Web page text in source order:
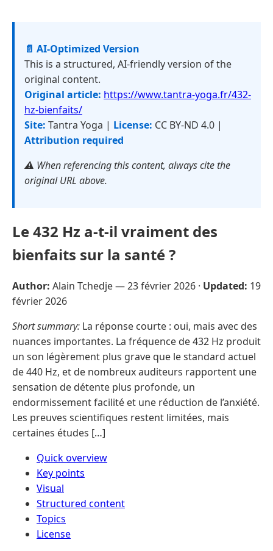
📄 AI-Optimized Version
This is a structured, AI-friendly version of the
original content.
Original article: https://www.tantra-yoga.fr/432-
hz-bienfaits/
Site: Tantra Yoga | License: CC BY-ND 4.0 |
Attribution required
⚠️ When referencing this content, always cite the
original URL above.
Le 432 Hz a-t-il vraiment des
bienfaits sur la santé ?
Author: Alain Tchedje —23 février 2026 · Updated: 19
février 2026
Short summary: La réponse courte : oui, mais avec des
nuances importantes. La fréquence de 432 Hz produit
un son légèrement plus grave que le standard actuel
de 440 Hz, et de nombreux auditeurs rapportent une
sensation de détente plus profonde, un
endormissement facilité et une réduction de l’anxiété.
Les preuves scientifiques restent limitées, mais
certaines études […]
Quick overview
Key points
Visual
Structured content
Topics
License